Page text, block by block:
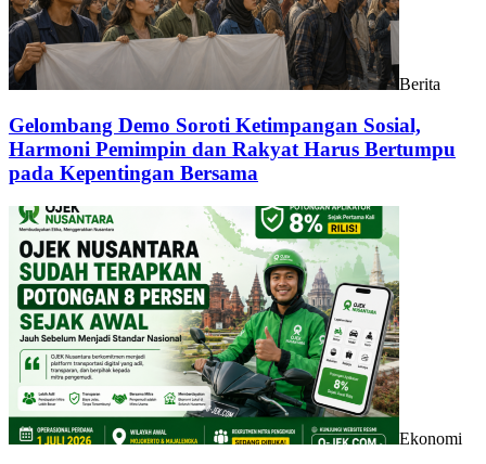
Berita
Gelombang Demo Soroti Ketimpangan Sosial,
Harmoni Pemimpin dan Rakyat Harus Bertumpu
pada Kepentingan Bersama
Ekonomi